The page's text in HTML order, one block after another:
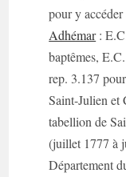
pour y accéder
Adhémar:
baptêmes,
rep. 3.137
Saint-Julien et
tabellion de
(juillet 1777 à
Département